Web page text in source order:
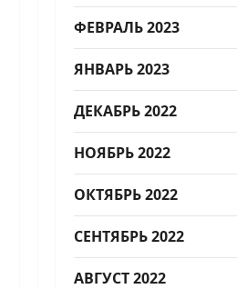
ФЕВРАЛЬ 2023
ЯНВАРЬ 2023
ДЕКАБРЬ 2022
НОЯБРЬ 2022
ОКТЯБРЬ 2022
СЕНТЯБРЬ 2022
АВГУСТ 2022